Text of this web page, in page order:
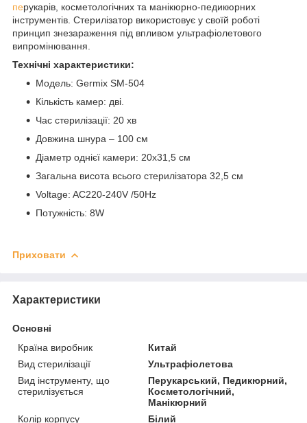
перукарів, косметологічних та манікюрно-педикюрних
інструментів. Стерилізатор використовує у своїй роботі
принцип знезараження під впливом ультрафіолетового
випромінювання.
Технічні характеристики:
Модель: Germix SM-504
Кількість камер: дві.
Час стерилізації: 20 хв
Довжина шнура – 100 см
Діаметр однієї камери: 20х31,5 см
Загальна висота всього стерилізатора 32,5 см
Voltage: AC220-240V /50Hz
Потужність: 8W
Приховати
Характеристики
Основні
Країна виробник
Китай
Вид стерилізації
Ультрафіолетова
Вид інструменту, що
стерилізується
Перукарський, Педикюрний,
Косметологічний,
Манікюрний
Колір корпусу
Білий